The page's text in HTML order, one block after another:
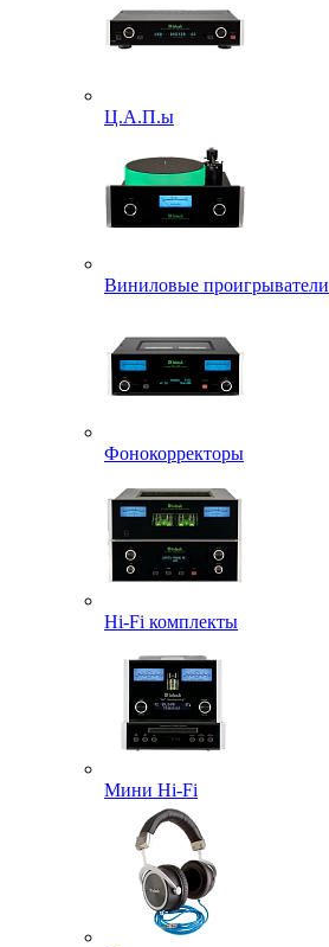
Ц.А.П.ы
Виниловые проигрыватели
Фонокорректоры
Hi-Fi комплекты
Мини Hi-Fi